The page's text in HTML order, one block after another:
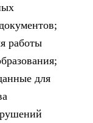
работы
для